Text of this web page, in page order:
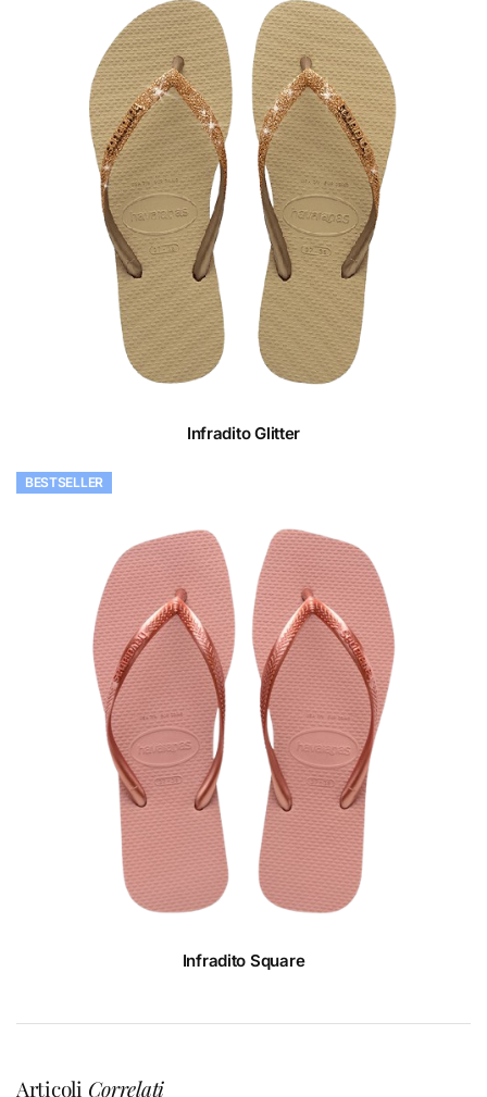
Infradito Glitter
BESTSELLER
Infradito Square
Articoli Correlati